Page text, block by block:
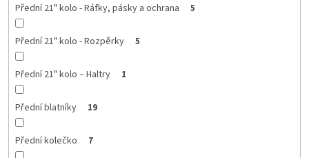
Přední 21" kolo - Ráfky, pásky a ochrana 5
Přední 21" kolo - Rozpěrky 5
Přední 21" kolo – Haltry 1
Přední blatníky 19
Přední kolečko 7